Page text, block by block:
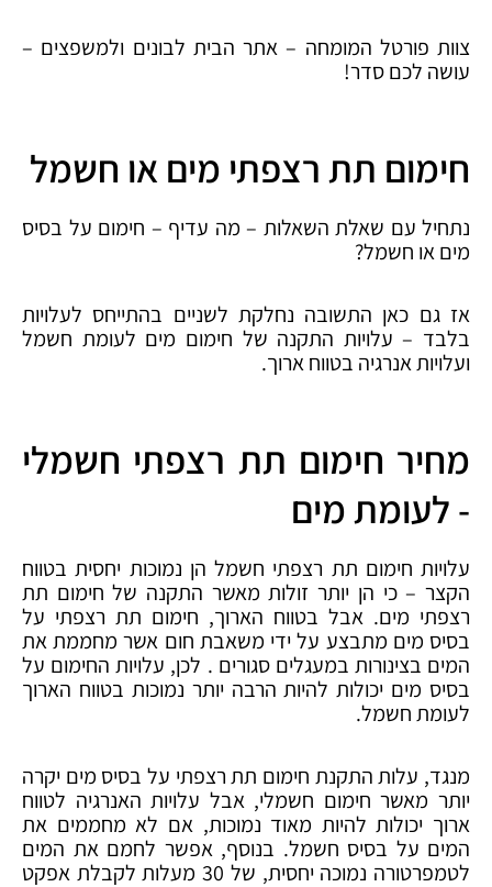
צוות פורטל המומחה – אתר הבית לבונים ולמשפצים –
עושה לכם סדר!
חימום תת רצפתי מים או חשמל
נתחיל עם שאלת השאלות – מה עדיף – חימום על בסיס
מים או חשמל?
אז גם כאן התשובה נחלקת לשניים בהתייחס לעלויות
בלבד – עלויות התקנה של חימום מים לעומת חשמל
ועלויות אנרגיה בטווח ארוך.
מחיר חימום תת רצפתי חשמלי
- לעומת מים
עלויות חימום תת רצפתי חשמל הן נמוכות יחסית בטווח
הקצר – כי הן יותר זולות מאשר התקנה של חימום תת
רצפתי מים. אבל בטווח הארוך, חימום תת רצפתי על
בסיס מים מתבצע על ידי משאבת חום אשר מחממת את
המים בצינורות במעגלים סגורים . לכן, עלויות החימום על
בסיס מים יכולות להיות הרבה יותר נמוכות בטווח הארוך
לעומת חשמל.
מנגד, עלות התקנת חימום תת רצפתי על בסיס מים יקרה
יותר מאשר חימום חשמלי, אבל עלויות האנרגיה לטווח
ארוך יכולות להיות מאוד נמוכות, אם לא מחממים את
המים על בסיס חשמל. בנוסף, אפשר לחמם את המים
לטמפרטורה נמוכה יחסית, של 30 מעלות לקבלת אפקט